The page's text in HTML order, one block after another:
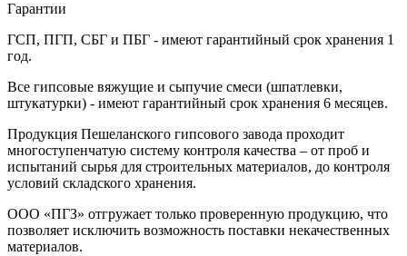
Гарантии
ГСП, ПГП, СБГ и ПБГ - имеют гарантийный срок хранения 1
год.
Все гипсовые вяжущие и сыпучие смеси (шпатлевки,
штукатурки) - имеют гарантийный срок хранения 6 месяцев.
Продукция Пешеланского гипсового завода проходит
многоступенчатую систему контроля качества – от проб и
испытаний сырья для строительных материалов, до контроля
условий складского хранения.
ООО «ПГЗ» отгружает только проверенную продукцию, что
позволяет исключить возможность поставки некачественных
материалов.